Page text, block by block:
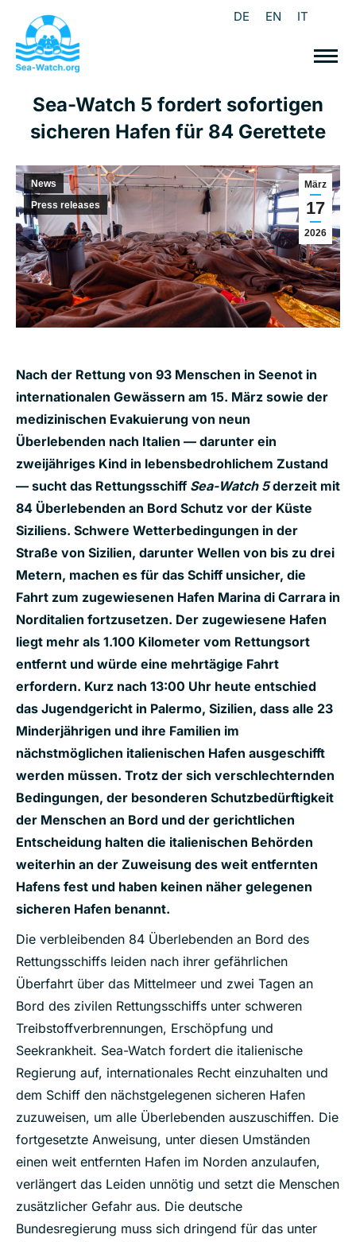
DE EN IT
Sea-Watch 5 fordert sofortigen
sicheren Hafen für 84 Gerettete
März
17
2026
News
Press releases
Nach der Rettung von 93 Menschen in Seenot in
internationalen Gewässern am 15. März sowie der
medizinischen Evakuierung von neun
Überlebenden nach Italien — darunter ein
zweijähriges Kind in lebensbedrohlichem Zustand
— sucht das Rettungsschiff Sea-Watch 5derzeit mit
84 Überlebenden an Bord Schutz vor der Küste
Siziliens. Schwere Wetterbedingungen in der
Straße von Sizilien, darunter Wellen von bis zu drei
Metern, machen es für das Schiff unsicher, die
Fahrt zum zugewiesenen Hafen Marina di Carrara in
Norditalien fortzusetzen. Der zugewiesene Hafen
liegt mehr als 1.100 Kilometer vom Rettungsort
entfernt und würde eine mehrtägige Fahrt
erfordern. Kurz nach 13:00 Uhr heute entschied
das Jugendgericht in Palermo, Sizilien, dass alle 23
Minderjährigen und ihre Familien im
nächstmöglichen italienischen Hafen ausgeschifft
werden müssen. Trotz der sich verschlechternden
Bedingungen, der besonderen Schutzbedürftigkeit
der Menschen an Bord und der gerichtlichen
Entscheidung halten die italienischen Behörden
weiterhin an der Zuweisung des weit entfernten
Hafens fest und haben keinen näher gelegenen
sicheren Hafen benannt.
Die verbleibenden 84 Überlebenden an Bord des
Rettungsschiffs leiden nach ihrer gefährlichen
Überfahrt über das Mittelmeer und zwei Tagen an
Bord des zivilen Rettungsschiffs unter schweren
Treibstoffverbrennungen, Erschöpfung und
Seekrankheit. Sea-Watch fordert die italienische
Regierung auf, internationales Recht einzuhalten und
dem Schiff den nächstgelegenen sicheren Hafen
zuzuweisen, um alle Überlebenden auszuschiffen. Die
fortgesetzte Anweisung, unter diesen Umständen
einen weit entfernten Hafen im Norden anzulaufen,
verlängert das Leiden unnötig und setzt die Menschen
zusätzlicher Gefahr aus. Die deutsche
Bundesregierung muss sich dringend für das unter